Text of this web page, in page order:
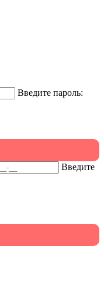
Введите пароль:
Введите